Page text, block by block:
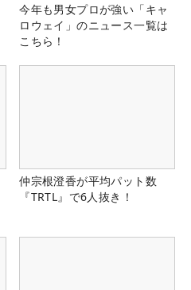
今年も男女プロが強い「キャ
ロウェイ」のニュース一覧は
こちら！
仲宗根澄香が平均パット数
『TRTL』で6人抜き！